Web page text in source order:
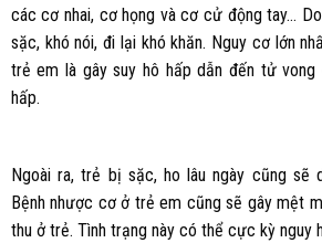
các cơ nhai, cơ họng và cơ cử động tay…
sặc, khó nói, đi lại khó khăn. Nguy cơ lớn
trẻ em là gây suy hô hấp dẫn đến tử
hấp.
Ngoài ra, trẻ bị sặc, ho lâu ngày cũng sẽ
Bệnh nhược cơ ở trẻ em cũng sẽ gây mệt
thu ở trẻ. Tình trạng này có thể cực kỳ nguy